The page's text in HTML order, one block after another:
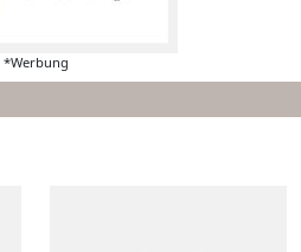
*Werbung